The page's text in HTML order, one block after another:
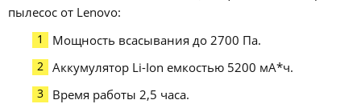
пылесос от Lenovo:
Мощность всасывания до 2700 Па.
Аккумулятор Li-Ion емкостью 5200 мА*ч.
Время работы 2,5 часа.